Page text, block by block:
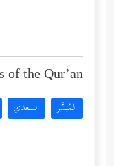
the Qur’an:
المُيسَّر السعدي